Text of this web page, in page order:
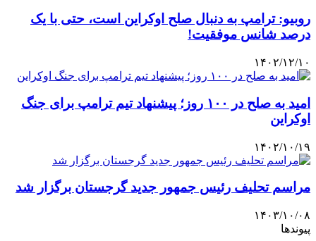
روبیو: ترامپ به دنبال صلح اوکراین است، حتی با یک
درصد شانس موفقیت!
۱۴۰۲/۱۲/۱۰
امید به صلح در ۱۰۰ روز؛ پیشنهاد تیم ترامپ برای جنگ
اوکراین
۱۴۰۲/۱۰/۱۹
مراسم تحلیف رئیس جمهور جدید گرجستان برگزار شد
۱۴۰۳/۱۰/۰۸
پیوندها